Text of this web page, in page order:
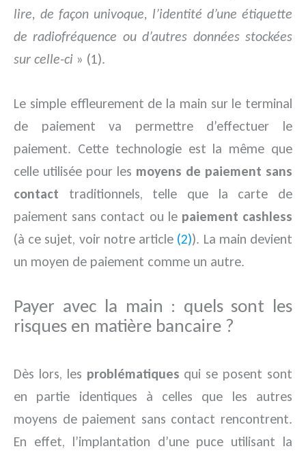
lire, de façon univoque, l’identité d’une étiquette
de radiofréquence ou d’autres données stockées
sur celle-ci » (1).
Le simple effleurement de la main sur le terminal
de paiement va permettre d’effectuer le
paiement. Cette technologie est la même que
celle utilisée pour les moyens de paiement sans
contact traditionnels, telle que la carte de
paiement sans contact ou le paiement cashless
(à ce sujet, voir notre article (2)). La main devient
un moyen de paiement comme un autre.
Payer avec la main : quels sont les
risques en matière bancaire ?
Dès lors, les problématiques qui se posent sont
en partie identiques à celles que les autres
moyens de paiement sans contact rencontrent.
En effet, l’implantation d’une puce utilisant la